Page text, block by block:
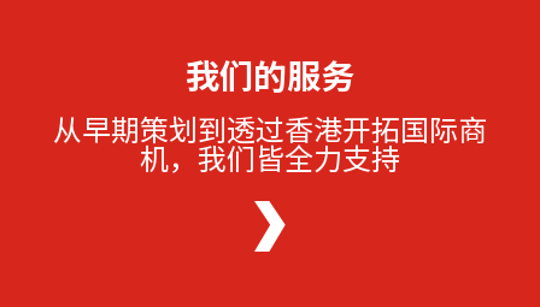
我们的服务
从早期策划到透过香港开拓国际商
机，我们皆全力支持